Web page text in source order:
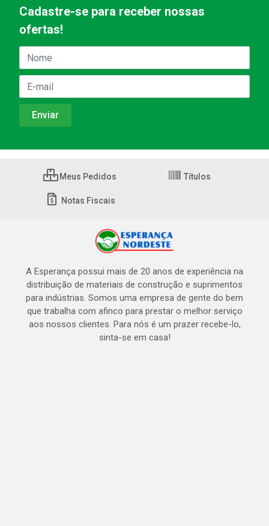
Cadastre-se para receber nossas
ofertas!
Meus Pedidos Títulos
Notas Fiscais
A Esperança possui mais de 20 anos de experiência na
distribuição de materiais de construção e suprimentos
para indústrias. Somos uma empresa de gente do bem
que trabalha com afinco para prestar o melhor serviço
aos nossos clientes. Para nós é um prazer recebe-lo,
sinta-se em casa!